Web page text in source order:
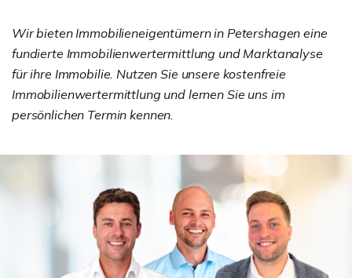
Wir bieten Immobilieneigentümern in Petershagen eine
fundierte Immobilienwertermittlung und Marktanalyse
für ihre Immobilie. Nutzen Sie unsere kostenfreie
Immobilienwertermittlung und lernen Sie uns im
persönlichen Termin kennen.